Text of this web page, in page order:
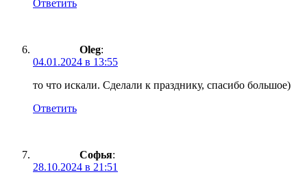
Ответить
Oleg:
04.01.2024 в 13:55
то что искали. Сделали к празднику, спасибо большое)
Ответить
Софья:
28.10.2024 в 21:51